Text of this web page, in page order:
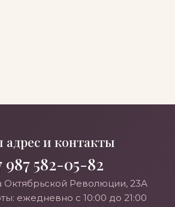
и контакты
987 582-05-82
Октябрьской Революции, 23А
ежедневно с 10:00 до 21:00